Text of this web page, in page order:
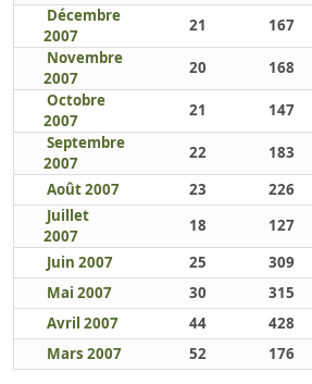
Décembre
2007
21 167
Novembre
2007
20 168
Octobre
2007
21 147
Septembre
2007
22 183
Août 2007
23 226
Juillet
2007
18 127
Juin 2007
25 309
Mai 2007
30 315
Avril 2007
44 428
Mars 2007
52 176